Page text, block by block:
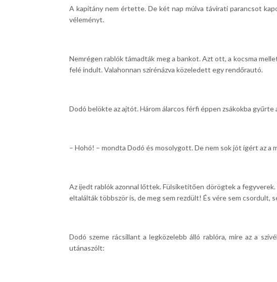
A kapitány nem értette. De két nap múlva távirati parancsot
véleményt.
Nemrégen rablók támadták meg a bankot. Azt ott, a kocsma
felé indult. Valahonnan szirénázva közeledett egy rendőrautó.
Dodó belökte az ajtót. Három álarcos férfi éppen zsákokba
– Hohó! – mondta Dodó és mosolygott. De nem sok jót ígért az
Az ijedt rablók azonnal lőttek. Fülsiketítően dörögtek a
eltalálták többször is, de meg sem rezdült! És vére sem csordult,
Dodó szeme rácsillant a legközelebb álló rablóra, mire az a
utánaszólt: